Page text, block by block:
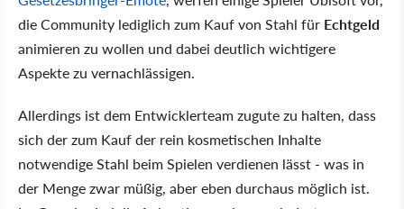
die Community lediglich zum Kauf von Stahl für Echtgeld
animieren zu wollen und dabei deutlich wichtigere
Aspekte zu vernachlässigen.
Allerdings ist dem Entwicklerteam zugute zu halten, dass
sich der zum Kauf der rein kosmetischen Inhalte
notwendige Stahl beim Spielen verdienen lässt - was in
der Menge zwar müßig, aber eben durchaus möglich ist.